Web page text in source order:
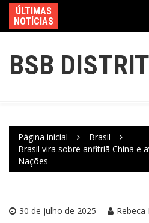
ÚLTIMAS
NOTÍCIAS
BSB
Página inicial
Brasil
Brasil vira sobre anfitriã China e
Nações
30 de julho de 2025 Rebeca